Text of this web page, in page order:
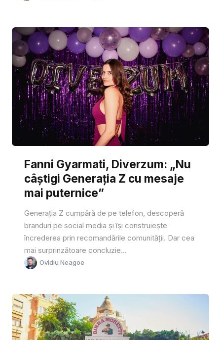
Fanni Gyarmati, Diverzum: „Nu
câștigi Generația Z cu mesaje
mai puternice”
Generația Z cumpără de pe telefon, descoperă
branduri pe social media și își construiește
încrederea prin recomandările comunității. Dar cea
mai surprinzătoare concluzie...
Ovidiu Neagoe